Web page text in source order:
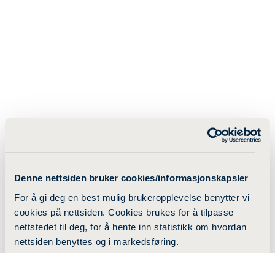
Denne nettsiden bruker cookies/informasjonskapsler
For å gi deg en best mulig brukeropplevelse benytter vi
cookies på nettsiden. Cookies brukes for å tilpasse
nettstedet til deg, for å hente inn statistikk om hvordan
nettsiden benyttes og i markedsføring.